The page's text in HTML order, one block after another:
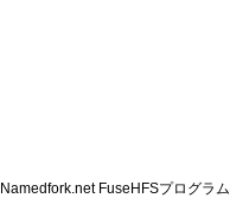
Namedfork.net FuseHFSプログラ